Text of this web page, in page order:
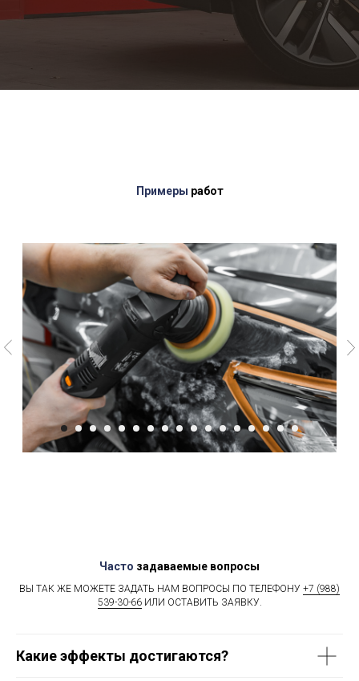
Примеры работ
Часто задаваемые вопросы
ВЫ ТАК ЖЕ МОЖЕТЕ ЗАДАТЬ НАМ ВОПРОСЫ ПО ТЕЛЕФОНУ +7 (988)
539-30-66ИЛИ ОСТАВИТЬ ЗАЯВКУ.
Какие эффекты достигаются?